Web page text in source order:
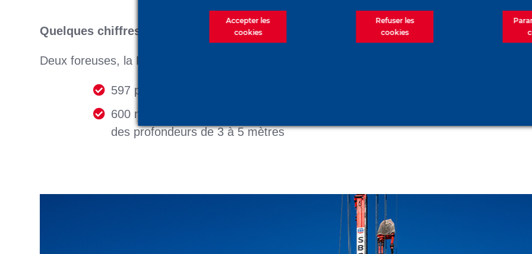
Quelques chiffres clés
Deux foreuses, la F3500 et la HR300, ont été déployées pour réaliser :
597 pieux de diamètres 520 mm et 1020 mm
600 m² de soutènement par parois en pieux sécants et lutétienne autostables,
des profondeurs de 3 à 5 mètres
Accepter les
cookies
Refuser les
cookies